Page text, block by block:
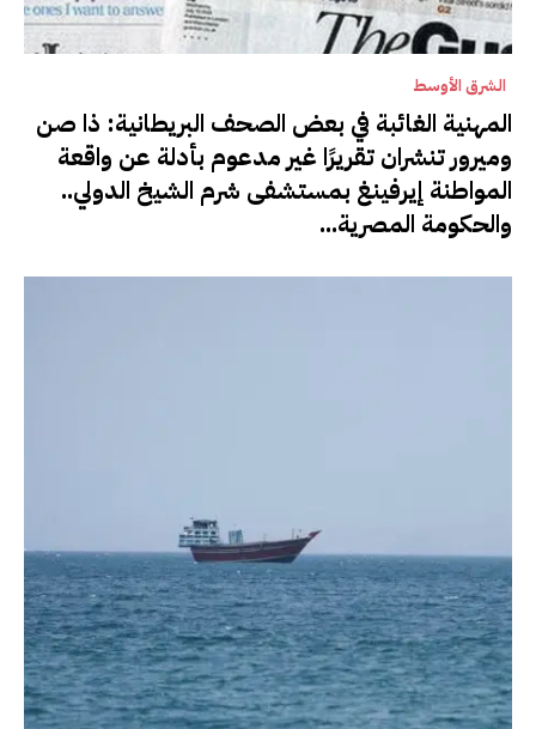
الشرق الأوسط
المهنية الغائبة في بعض الصحف البريطانية: ذا صن
وميرور تنشران تقريرًا غير مدعوم بأدلة عن واقعة
المواطنة إيرفينغ بمستشفى شرم الشيخ الدولي..
والحكومة المصرية...